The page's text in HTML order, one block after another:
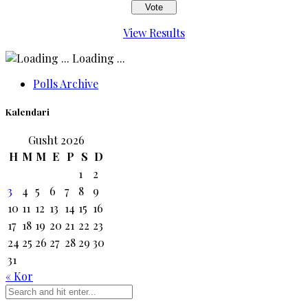
View Results
Loading ...
Polls Archive
Kalendari
Gusht 2026
H M M E P S D
1
2
3
4 5 6 7 8
9
10 11 12 13 14 15 16
17 18 19 20 21 22 23
24 25 26 27 28 29 30
31
« Kor